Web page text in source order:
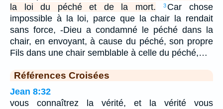
la loi du péché et de la mort.
3 Car chose
impossible à la loi, parce que la chair la rendait
sans force, -Dieu a condamné le péché dans la
chair, en envoyant, à cause du péché, son propre
Fils dans une chair semblable à celle du péché,…
Références Croisées
Jean 8:32
vous connaîtrez la vérité, et la vérité vous